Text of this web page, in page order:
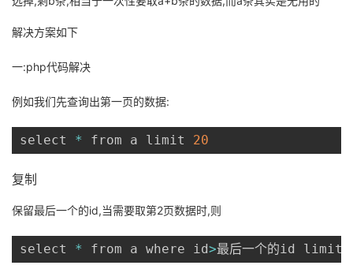
坛
圈
子
的
直
播
我
的
活
动
我
的
关
注
我
的
开
者
我
的
Programs
我
的
支
解决方案如下
一:php代码解决
例如我们先查询出第一页的数据:
select * from a limit 20
复制
保留最后一个的id,当需要取第2页数据时,则
select * from a where id>最后一个的id limit